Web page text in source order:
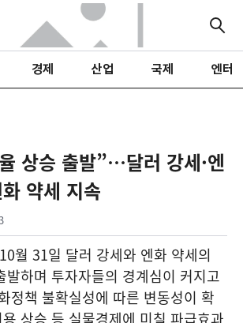
경제 산업 국제 엔터
상승 출발”…달러 강세·엔
약세 지속
월 31일 달러 강세와 엔화 약세의
발하며 투자자들의 경계심이 커지고
정책 불확실성에 따른 변동성이 확
상승 등 실물경제에 미칠 파급효과